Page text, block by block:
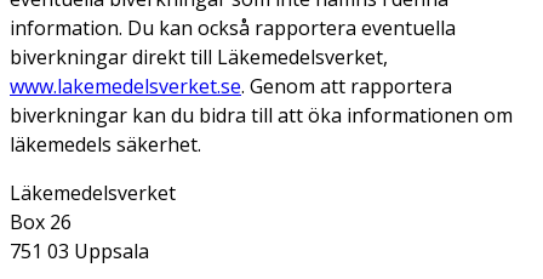
information. Du kan också rapportera eventuella
biverkningar direkt till Läkemedelsverket,
www.lakemedelsverket.se. Genom att rapportera
biverkningar kan du bidra till att öka informationen om
läkemedels säkerhet.
Läkemedelsverket
Box 26
751 03 Uppsala